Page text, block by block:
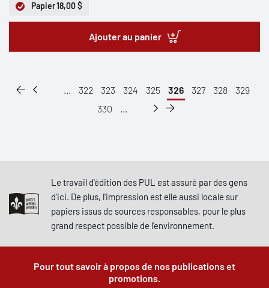
Papier18,00 $
Ajouter au panier
... 322 323 324 325 326 327 328
329
330
...
Le travail d'édition des PUL est assuré par des gens
d'ici. De plus, l'impression est elle aussi locale sur
papiers issus de sources responsables, pour le plus
grand respect possible de l'environnement.
Pour tout savoir à propos de nos publications et
promotions.